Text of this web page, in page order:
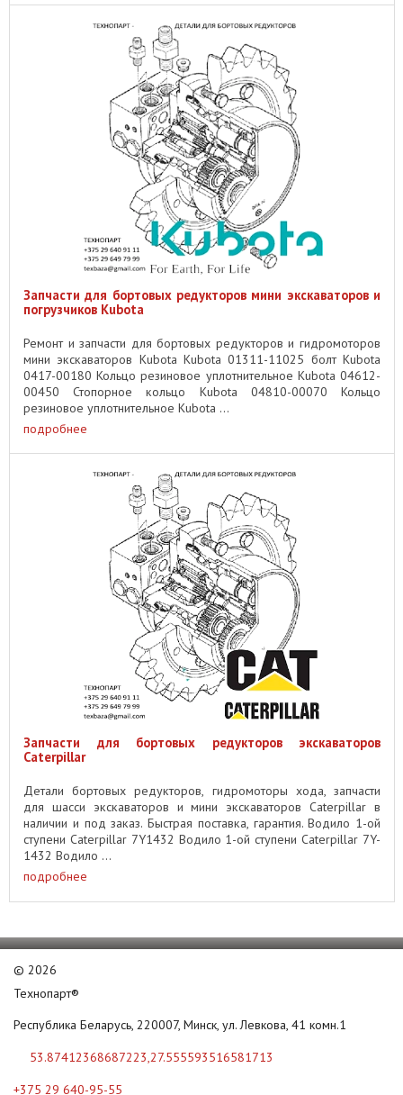
Запчасти для бортовых редукторов мини экскаваторов и
погрузчиков Kubota
Ремонт и запчасти для бортовых редукторов и гидромоторов
мини экскаваторов Kubota Kubota 01311-11025 болт Kubota
0417-00180 Кольцо резиновое уплотнительное Kubota 04612-
00450 Стопорное кольцо Kubota 04810-00070 Кольцо
резиновое уплотнительное Kubota ...
подробнее
Запчасти для бортовых редукторов экскаваторов
Caterpillar
Детали бортовых редукторов, гидромоторы хода, запчасти
для шасси экскаваторов и мини экскаваторов Caterpillar в
наличии и под заказ. Быстрая поставка, гарантия. Водило 1-ой
ступени Caterpillar 7Y1432 Водило 1-ой ступени Caterpillar 7Y-
1432 Водило ...
подробнее
© 2026
Технопарт®
Республика Беларусь, 220007, Минск, ул. Левкова, 41 комн.1
53.87412368687223,27.555593516581713
+375 29 640-95-55